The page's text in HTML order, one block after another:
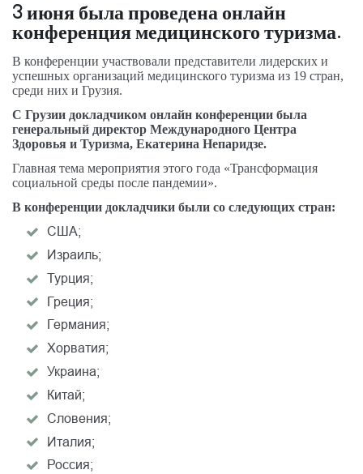
3 июня была проведена онлайн
конференция медицинского туризма.
В конференции участвовали представители лидерских и
успешных организаций медицинского туризма из 19 стран,
среди них и Грузия.
С Грузии докладчиком онлайн конференции была
генеральный директор Международного Центра
Здоровья и Туризма, Екатерина Непаридзе.
Главная тема мероприятия этого года «Трансформация
социальной среды после пандемии».
В конференции докладчики были со следующих стран:
США;
Израиль;
Турция;
Греция;
Германия;
Хорватия;
Украина;
Китай;
Словения;
Италия;
Россия;